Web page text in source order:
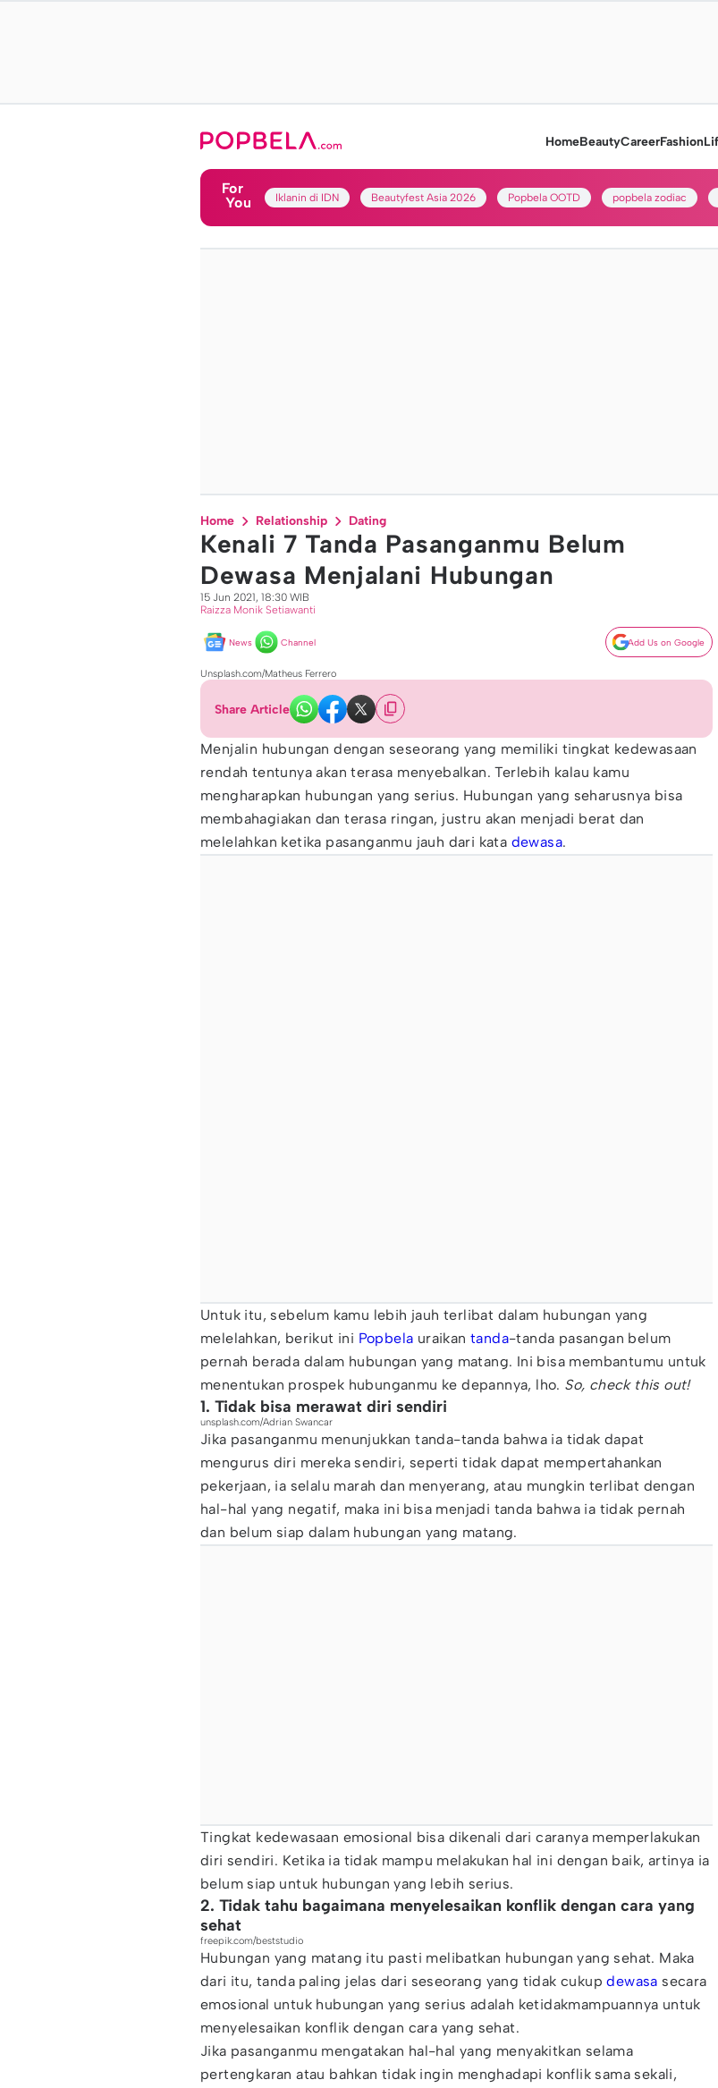
HomeBeautyCareerFashion
For
You
Iklanin di IDN Beautyfest Asia 2026 Popbela OOTD popbela zodiac
Home Relationship Dating
Kenali 7 Tanda Pasanganmu Belum
Dewasa Menjalani Hubungan
15 Jun 2021, 18:30 WIB
Raizza Monik Setiawanti
News Channel Add Us on Google
Unsplash.com/Matheus Ferrero
Share Article
Menjalin hubungan dengan seseorang yang memiliki tingkat kedewasaan
rendah tentunya akan terasa menyebalkan. Terlebih kalau kamu
mengharapkan hubungan yang serius. Hubungan yang seharusnya bisa
membahagiakan dan terasa ringan, justru akan menjadi berat dan
melelahkan ketika pasanganmu jauh dari kata dewasa.
Untuk itu, sebelum kamu lebih jauh terlibat dalam hubungan yang
melelahkan, berikut ini Popbela uraikantanda-tanda pasangan belum
pernah berada dalam hubungan yang matang. Ini bisa membantumu untuk
menentukan prospek hubunganmu ke depannya, lho. So, check this out!
1. Tidak bisa merawat diri sendiri
unsplash.com/Adrian Swancar
Jika pasanganmu menunjukkan tanda-tanda bahwa ia tidak dapat
mengurus diri mereka sendiri, seperti tidak dapat mempertahankan
pekerjaan, ia selalu marah dan menyerang, atau mungkin terlibat dengan
hal-hal yang negatif, maka ini bisa menjadi tanda bahwa ia tidak pernah
dan belum siap dalam hubungan yang matang.
Tingkat kedewasaan emosional bisa dikenali dari caranya memperlakukan
diri sendiri. Ketika ia tidak mampu melakukan hal ini dengan baik, artinya ia
belum siap untuk hubungan yang lebih serius.
2. Tidak tahu bagaimana menyelesaikan konflik dengan cara yang
sehat
freepik.com/beststudio
Hubungan yang matang itu pasti melibatkan hubungan yang sehat. Maka
dari itu, tanda paling jelas dari seseorang yang tidak cukupdewasa secara
emosional untuk hubungan yang serius adalah ketidakmampuannya untuk
menyelesaikan konflik dengan cara yang sehat.
Jika pasanganmu mengatakan hal-hal yang menyakitkan selama
pertengkaran atau bahkan tidak ingin menghadapi konflik sama sekali,